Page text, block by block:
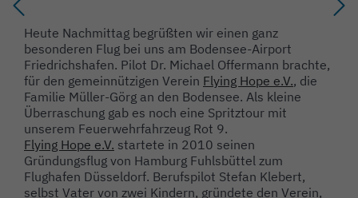
Heute Nachmittag begrüßten wir einen ganz
besonderen Flug bei uns am Bodensee-Airport
Friedrichshafen. Pilot Dr. Michael Offermann brachte,
für den gemeinnützigen Verein Flying Hope e.V., die
Familie Müller-Görg an den Bodensee. Als kleine
Überraschung gab es noch eine Spritztour mit
unserem Feuerwehrfahrzeug Rot 9.
Flying Hope e.V. startete in 2010 seinen
Gründungsflug von Hamburg Fuhlsbüttel zum
Flughafen Düsseldorf. Berufspilot Stefan Klebert,
selbst Vater von zwei Kindern, gründete den Verein,